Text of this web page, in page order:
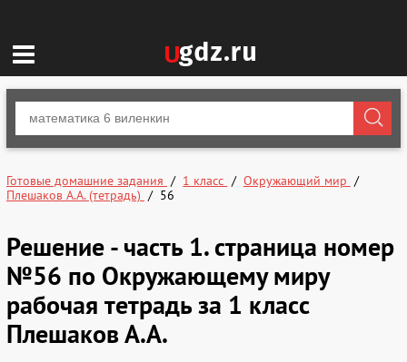
Готовые домашние задания 1 класс
Окружающий мир
Плешаков А.А. (тетрадь)
56
Решение - часть 1. страница номер
№56 по Окружающему миру
рабочая тетрадь за 1 класс
Плешаков А.А.